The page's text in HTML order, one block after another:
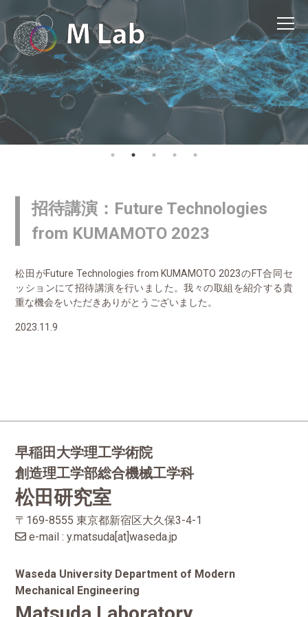
招待講演：Future Technologies
from KUMAMOTO 2023
松田がFuture Technologies from KUMAMOTO 2023のFT合同セ
ッションにて招待講演を行いました。我々の取組を紹介する貴
重な機会をいただきありがとうございました。
2023.11.9
早稲田大学理工学術院
創造理工学部総合機械工学科
松田研究室
〒169-8555 東京都新宿区大久保3-4-1
e-mail : y.matsuda[at]waseda.jp
Waseda University Department of Modern
Mechanical Engineering